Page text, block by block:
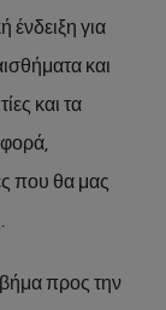
ένδειξη για
και
και τα
που θα μας
προς την